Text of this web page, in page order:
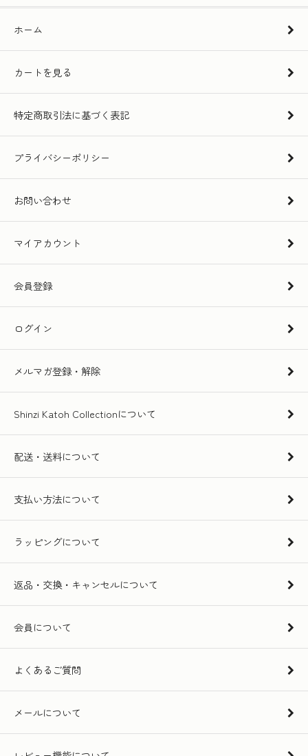
ホーム
カートを見る
特定商取引法に基づく表記
プライバシーポリシー
お問い合わせ
マイアカウント
会員登録
ログイン
メルマガ登録・解除
Shinzi Katoh Collectionについて
配送・送料について
支払い方法について
ラッピングについて
返品・交換・キャンセルについて
会員について
よくあるご質問
メールについて